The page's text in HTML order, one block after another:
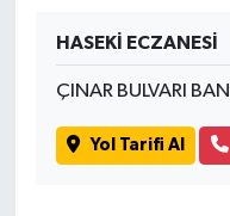
HASEKİ ECZANESİ
ÇINAR BULVARI
Yol Tarifi Al